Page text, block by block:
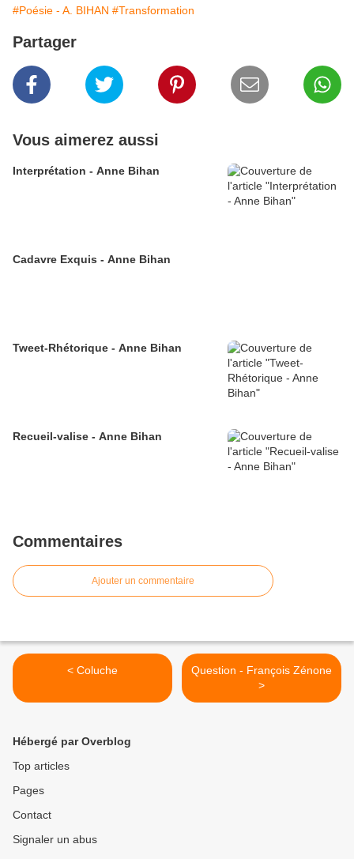
#Poésie - A. BIHAN #Transformation
Partager
Vous aimerez aussi
Interprétation - Anne Bihan
Cadavre Exquis - Anne Bihan
Tweet-Rhétorique - Anne Bihan
Recueil-valise - Anne Bihan
Commentaires
Ajouter un commentaire
< Coluche
Question - François Zénone
>
Hébergé par Overblog
Top articles
Pages
Contact
Signaler un abus